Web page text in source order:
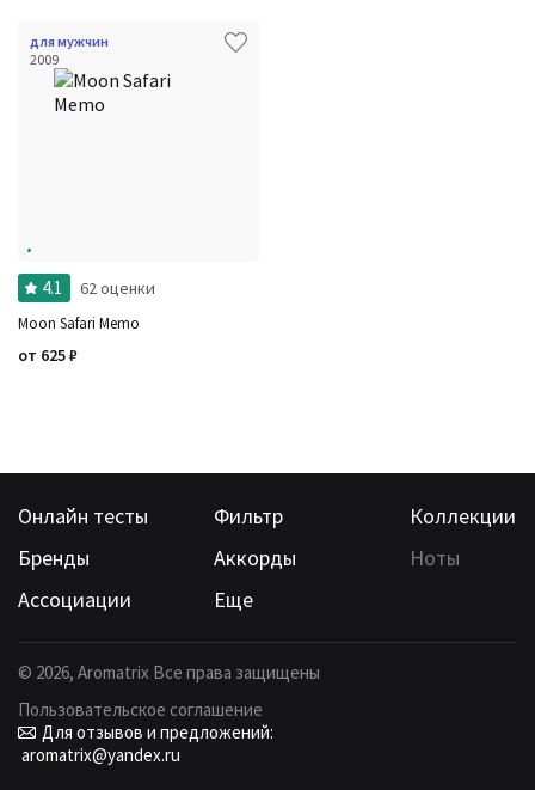
для мужчин
2009
4.1 62 оценки
Moon Safari Memo
от 625₽
Онлайн тесты Фильтр
Коллекции
Бренды
Аккорды
Ноты
Ассоциации
Еще
© 2026, Aromatrix Все права защищены
Пользовательское соглашение
Для отзывов и предложений:
aromatrix@yandex.ru